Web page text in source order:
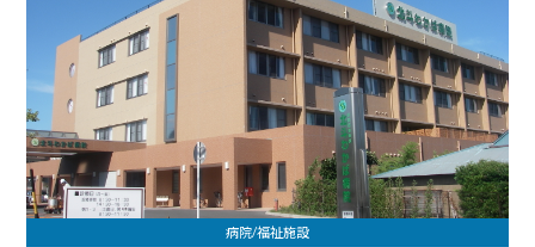
病院/福祉施設